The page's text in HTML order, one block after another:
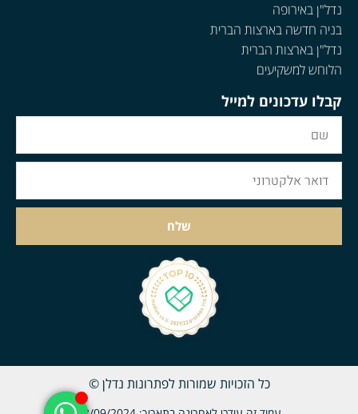
נדל"ן באירופה
בניה חדשה בארצות הברית
נדל"ן בארצות הברית
הלוחש למשקיעים
קבלו עדכונים למייל
שלח
כל הזכויות שמורות לפתרונות נדלן ©